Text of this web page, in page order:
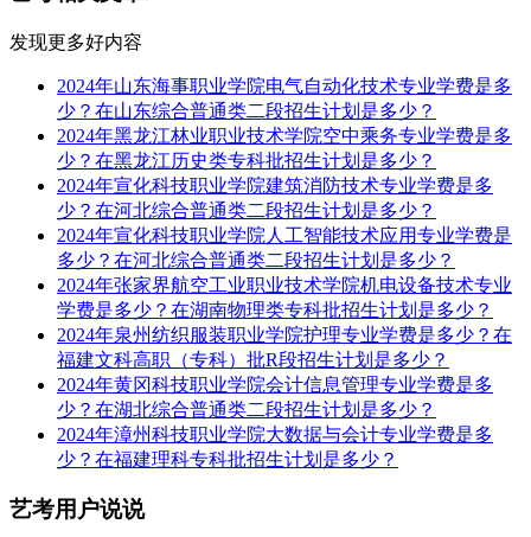
发现更多好内容
2024年山东海事职业学院电气自动化技术专业学费是多
少？在山东综合普通类二段招生计划是多少？
2024年黑龙江林业职业技术学院空中乘务专业学费是多
少？在黑龙江历史类专科批招生计划是多少？
2024年宣化科技职业学院建筑消防技术专业学费是多
少？在河北综合普通类二段招生计划是多少？
2024年宣化科技职业学院人工智能技术应用专业学费是
多少？在河北综合普通类二段招生计划是多少？
2024年张家界航空工业职业技术学院机电设备技术专业
学费是多少？在湖南物理类专科批招生计划是多少？
2024年泉州纺织服装职业学院护理专业学费是多少？在
福建文科高职（专科）批R段招生计划是多少？
2024年黄冈科技职业学院会计信息管理专业学费是多
少？在湖北综合普通类二段招生计划是多少？
2024年漳州科技职业学院大数据与会计专业学费是多
少？在福建理科专科批招生计划是多少？
艺考用户说说